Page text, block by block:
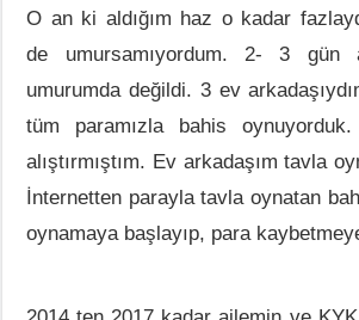
O an ki aldığım haz o kadar
de umursamıyordum. 2- 3 gün
umurumda değildi. 3 ev
tüm paramızla bahis
alıştırmıştım. Ev arkadaşım tavla
İnternetten parayla tavla oynatan
oynamaya başlayıp, para